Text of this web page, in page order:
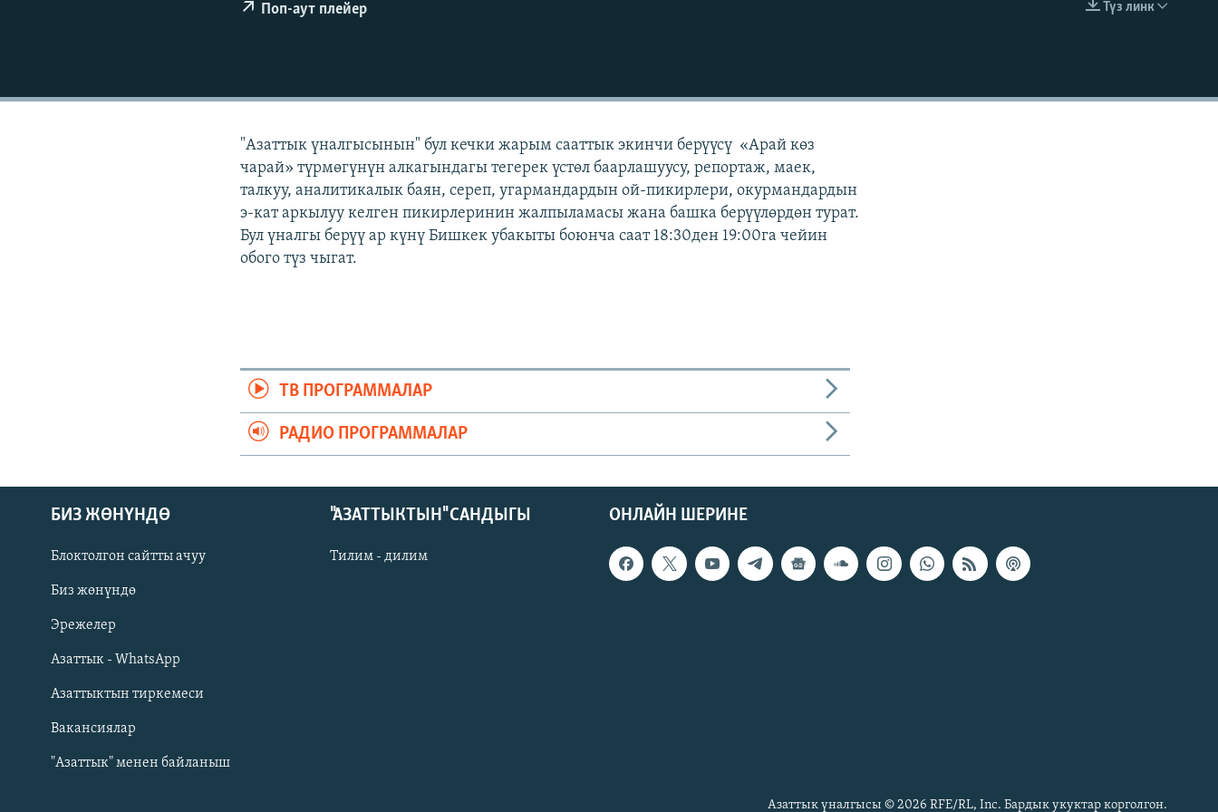
Русский
ОНЛАЙН ШЕРИНЕ
EMBED
Түз линк
Поп-аут плейер
"Азаттык үналгысынын" бул кечки жарым сааттык экинчи берүүсү «Арай көз
чарай» түрмөгүнүн алкагындагы тегерек үстөл баарлашуусу, репортаж, маек,
талкуу, аналитикалык баян, сереп, угармандардын ой-пикирлери, окурмандардын
э-кат аркылуу келген пикирлеринин жалпыламасы жана башка берүүлөрдөн турат.
Бул үналгы берүү ар күнү Бишкек убакыты боюнча саат 18:30ден 19:00га чейин
обого түз чыгат.
ТВ ПРОГРАММАЛАР
РАДИО ПРОГРАММАЛАР
ОНЛАЙН ШЕРИНЕ
БИЗ ЖӨНҮНДӨ
Блоктолгон сайтты ачуу
Биз жөнүндө
Эрежелер
Азаттык - WhatsApp
Азаттыктын тиркемеси
Вакансиялар
"Азаттык" менен байланыш
"АЗАТТЫКТЫН" САНДЫГЫ
Тилим - дилим
Азаттык үналгысы © 2026 RFE/RL, Inc. Бардык укуктар корголгон.